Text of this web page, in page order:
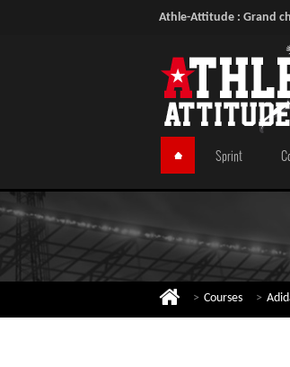
Athle-Attitude : Grand
Sprint
> Courses >